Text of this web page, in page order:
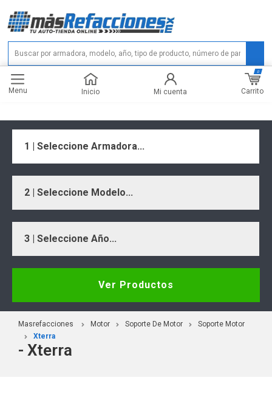
Menu Inicio Mi cuenta Carrito
0
1 | Seleccione Armadora...
2 | Seleccione Modelo...
3 | Seleccione Año...
Ver Productos
Masrefacciones Motor Soporte De Motor
Soporte Motor
Xterra
- Xterra